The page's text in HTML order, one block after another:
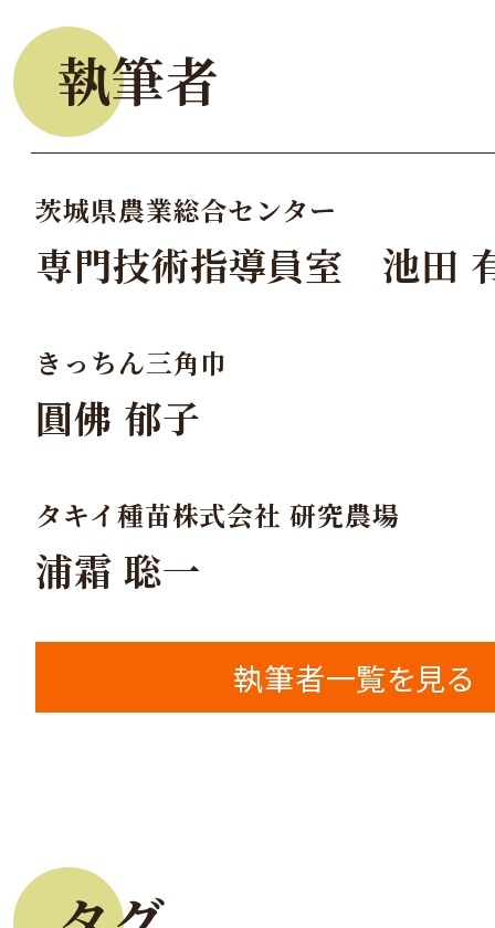
執筆者
茨城県農業総合センター
専門技術指導員室 池田
きっちん三角巾
圓佛 郁子
タキイ種苗株式会社 研究農場
浦霜 聡一
執筆者一覧を見る